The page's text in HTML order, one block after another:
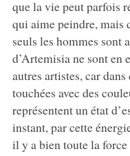
que la vie peut parfois
qui aime peindre, mais
seuls les hommes sont
d’Artemisia ne sont en
autres artistes, car
touchées avec des
représentent un état
instant, par cette
il y a bien toute la